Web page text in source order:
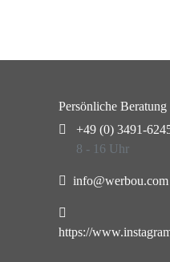
Persönliche Beratung
+49 (0) 3491-
8 - 16 Uhr
info@werbou.com
https://